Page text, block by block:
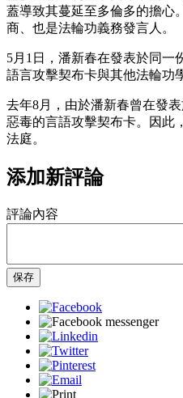
蓋導致其蔓延至多倫多的擔心
商、也是法輪功義務發言人。
5月1日，潘新春在發表於同一
語言攻擊契布卡與其他法輪功
去年8月，由於潘新春曾在發
惡毒的言語攻擊契布卡。因此
法庭。
添加新評論
評論內容
保存